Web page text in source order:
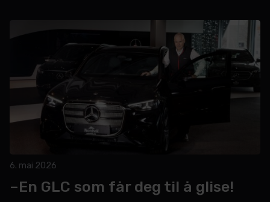
6. mai 2026
–En GLC som får deg til å glise!